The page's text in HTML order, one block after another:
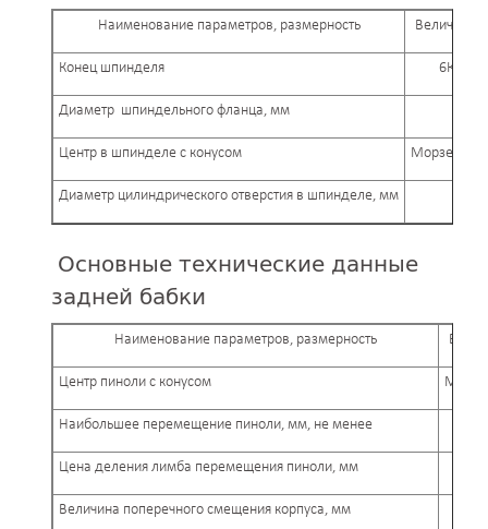
Наименование параметров, размерность Величина
Конец шпинделя 6К
Диаметр шпиндельного фланца, мм
Центр в шпинделе с конусом Морзе 6 по
Диаметр цилиндрического отверстия в шпинделе, мм
Основные технические данные
задней бабки
Наименование параметров, размерность
Центр пиноли с конусом
Наибольшее перемещение пиноли, мм, не менее
Цена деления лимба перемещения пиноли, мм
Величина поперечного смещения корпуса, мм